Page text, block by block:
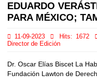
EDUARDO
PARA MÉXICO;
11-09-2023 Hits: 1672
Director de Edición
Dr. Oscar Elías Biscet La
Fundación Lawton de